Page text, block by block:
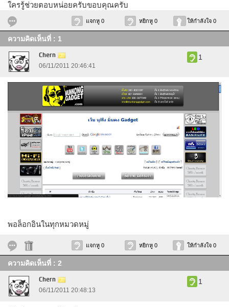
ใครรู้ช่วยตอบหน่อยครับขอบคุณครับ
แจกหู 0 หยิกหู 0 ให้กำลังใจ 0
ความคิดเห็นที่ : 1
Chern
06/11/2011 20:46:41
1
พอล็อกอินในทุกหมวดหมู่
แจกหู 0 หยิกหู 0 ให้กำลังใจ 0
ความคิดเห็นที่ : 2
Chern
06/11/2011 20:48:13
1